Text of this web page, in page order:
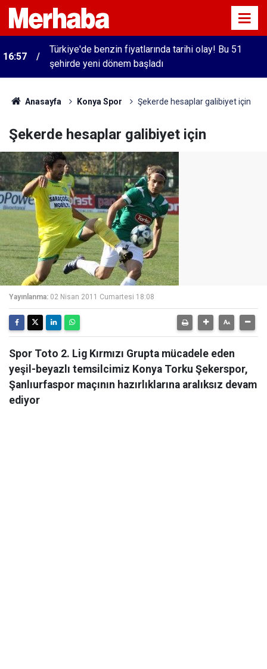
16:57
Türkiye'de benzin fiyatlarında tarihi olay! Bu 51
şehirde yeni dönem başladı
Anasayfa Konya Spor Şekerde hesaplar galibiyet için
Şekerde hesaplar galibiyet için
Yayınlanma: 02 Nisan 2011 Cumartesi 18:08
Spor Toto 2. Lig Kırmızı Grupta mücadele eden
yeşil-beyazlı temsilcimiz Konya Torku Şekerspor,
Şanlıurfaspor maçının hazırlıklarına aralıksız devam
ediyor